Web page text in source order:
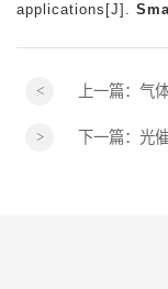
applications[J].
上一篇： 气
下一篇： 光